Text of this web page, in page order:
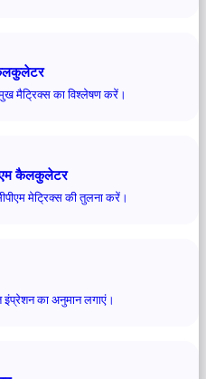
कैलकुलेटर
मैट्रिक्स का विश्लेषण करें।
कैलकुलेटर
मेट्रिक्स की तुलना करें।
इंप्रेशन का अनुमान लगाएं।